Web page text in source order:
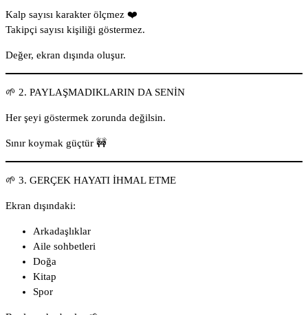
Kalp sayısı karakter ölçmez ❤️
Takipçi sayısı kişiliği göstermez.
Değer, ekran dışında oluşur.
🌱 2. PAYLAŞMADIKLARIN DA SENİN
Her şeyi göstermek zorunda değilsin.
Sınır koymak güçtür 🚧
🌱 3. GERÇEK HAYATI İHMAL ETME
Ekran dışındaki:
Arkadaşlıklar
Aile sohbetleri
Doğa
Kitap
Spor